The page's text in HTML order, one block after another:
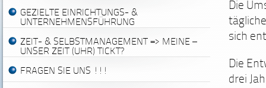
GEZIELTE EINRICHTUNGS- &
UNTERNEHMENSFÜHRUNG
ZEIT- & SELBSTMANAGEMENT => MEINE –
UNSER ZEIT (UHR) TICKT?
FRAGEN SIE UNS !!!
Die
sich
Die
drei